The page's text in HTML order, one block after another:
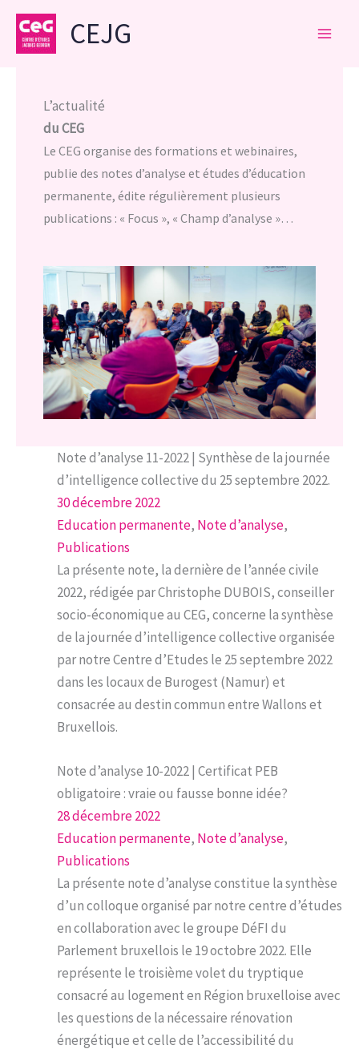
Aller
contenu
CEJG
L’actualité
du CEG
Le CEG organise des formations et webinaires,
publie des notes d’analyse et études d’éducation
permanente, édite régulièrement plusieurs
publications : « Focus », « Champ d’analyse »…
Note d’analyse 11-2022 | Synthèse de la journée
d’intelligence collective du 25 septembre 2022.
30 décembre 2022
Education permanente, Note d’analyse
Publications
La présente note, la dernière de l’année civile
2022, rédigée par Christophe DUBOIS, conseiller
socio-économique au CEG, concerne la synthèse
de la journée d’intelligence collective organisée
par notre Centre d’Etudes le 25 septembre 2022
dans les locaux de Burogest (Namur) et
consacrée au destin commun entre Wallons et
Bruxellois.
Note d’analyse 10-2022 | Certificat PEB
obligatoire : vraie ou fausse bonne idée?
28 décembre 2022
Education permanente, Note d’analyse
Publications
La présente note d’analyse constitue la synthèse
d’un colloque organisé par notre centre d’études
en collaboration avec le groupe DéFI du
Parlement bruxellois le 19 octobre 2022. Elle
représente le troisième volet du tryptique
consacré au logement en Région bruxelloise avec
les questions de la nécessaire rénovation
énergétique et celle de l’accessibilité du